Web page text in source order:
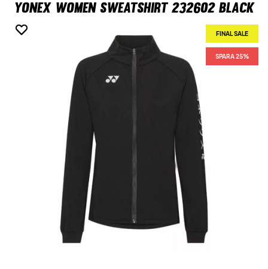
Yonex Women Sweatshirt 232602 Black
FINAL SALE
SPARA 25%
FINAL SALE
SPARA 25%